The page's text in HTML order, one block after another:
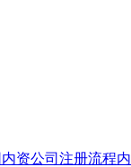
内资公司注册流程